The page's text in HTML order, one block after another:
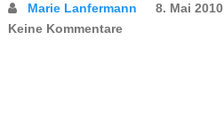
Marie Lanfermann
8. Mai 2010
Keine Kommentare